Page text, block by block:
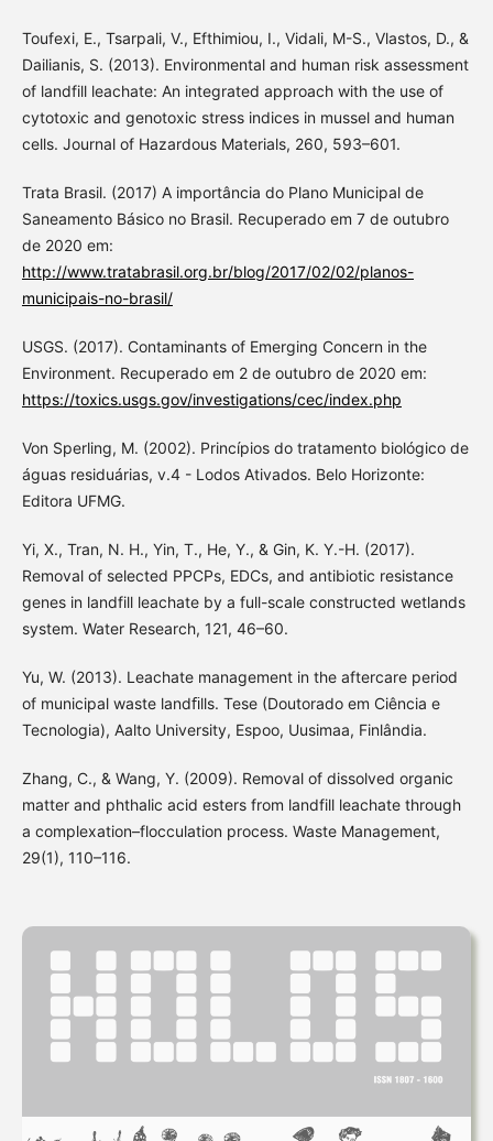
Toufexi, E., Tsarpali, V., Efthimiou, I., Vidali, M-S., Vlastos, D., &
Dailianis, S. (2013). Environmental and human risk assessment
of landfill leachate: An integrated approach with the use of
cytotoxic and genotoxic stress indices in mussel and human
cells. Journal of Hazardous Materials, 260, 593–601.
Trata Brasil. (2017) A importância do Plano Municipal de
Saneamento Básico no Brasil. Recuperado em 7 de outubro
de 2020 em:
http://www.tratabrasil.org.br/blog/2017/02/02/planos-
municipais-no-brasil/
USGS. (2017). Contaminants of Emerging Concern in the
Environment. Recuperado em 2 de outubro de 2020 em:
https://toxics.usgs.gov/investigations/cec/index.php
Von Sperling, M. (2002). Princípios do tratamento biológico de
águas residuárias, v.4 - Lodos Ativados. Belo Horizonte:
Editora UFMG.
Yi, X., Tran, N. H., Yin, T., He, Y., & Gin, K. Y.-H. (2017).
Removal of selected PPCPs, EDCs, and antibiotic resistance
genes in landfill leachate by a full-scale constructed wetlands
system. Water Research, 121, 46–60.
Yu, W. (2013). Leachate management in the aftercare period
of municipal waste landﬁlls. Tese (Doutorado em Ciência e
Tecnologia), Aalto University, Espoo, Uusimaa, Finlândia.
Zhang, C., & Wang, Y. (2009). Removal of dissolved organic
matter and phthalic acid esters from landfill leachate through
a complexation–flocculation process. Waste Management,
29(1), 110–116.